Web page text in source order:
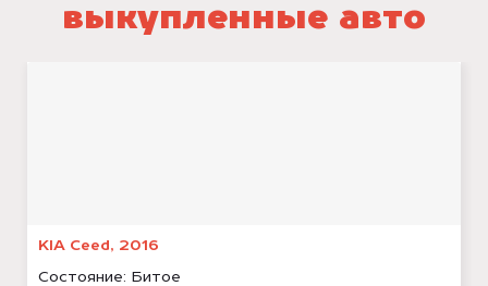
выкупленные авто
KIA Ceed, 2016
Состояние: Битое